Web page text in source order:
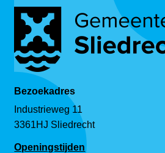
Bezoekadres
Industrieweg 11
3361HJ Sliedrecht
Openingstijden